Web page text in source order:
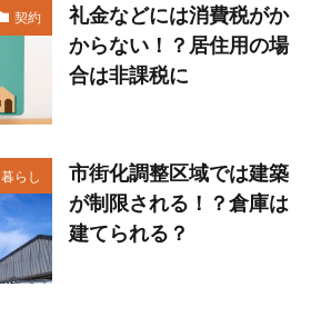
契約
礼金などには消費税がか
からない！？居住用の場
合は非課税に
暮らし
市街化調整区域では建築
が制限される！？倉庫は
建てられる？